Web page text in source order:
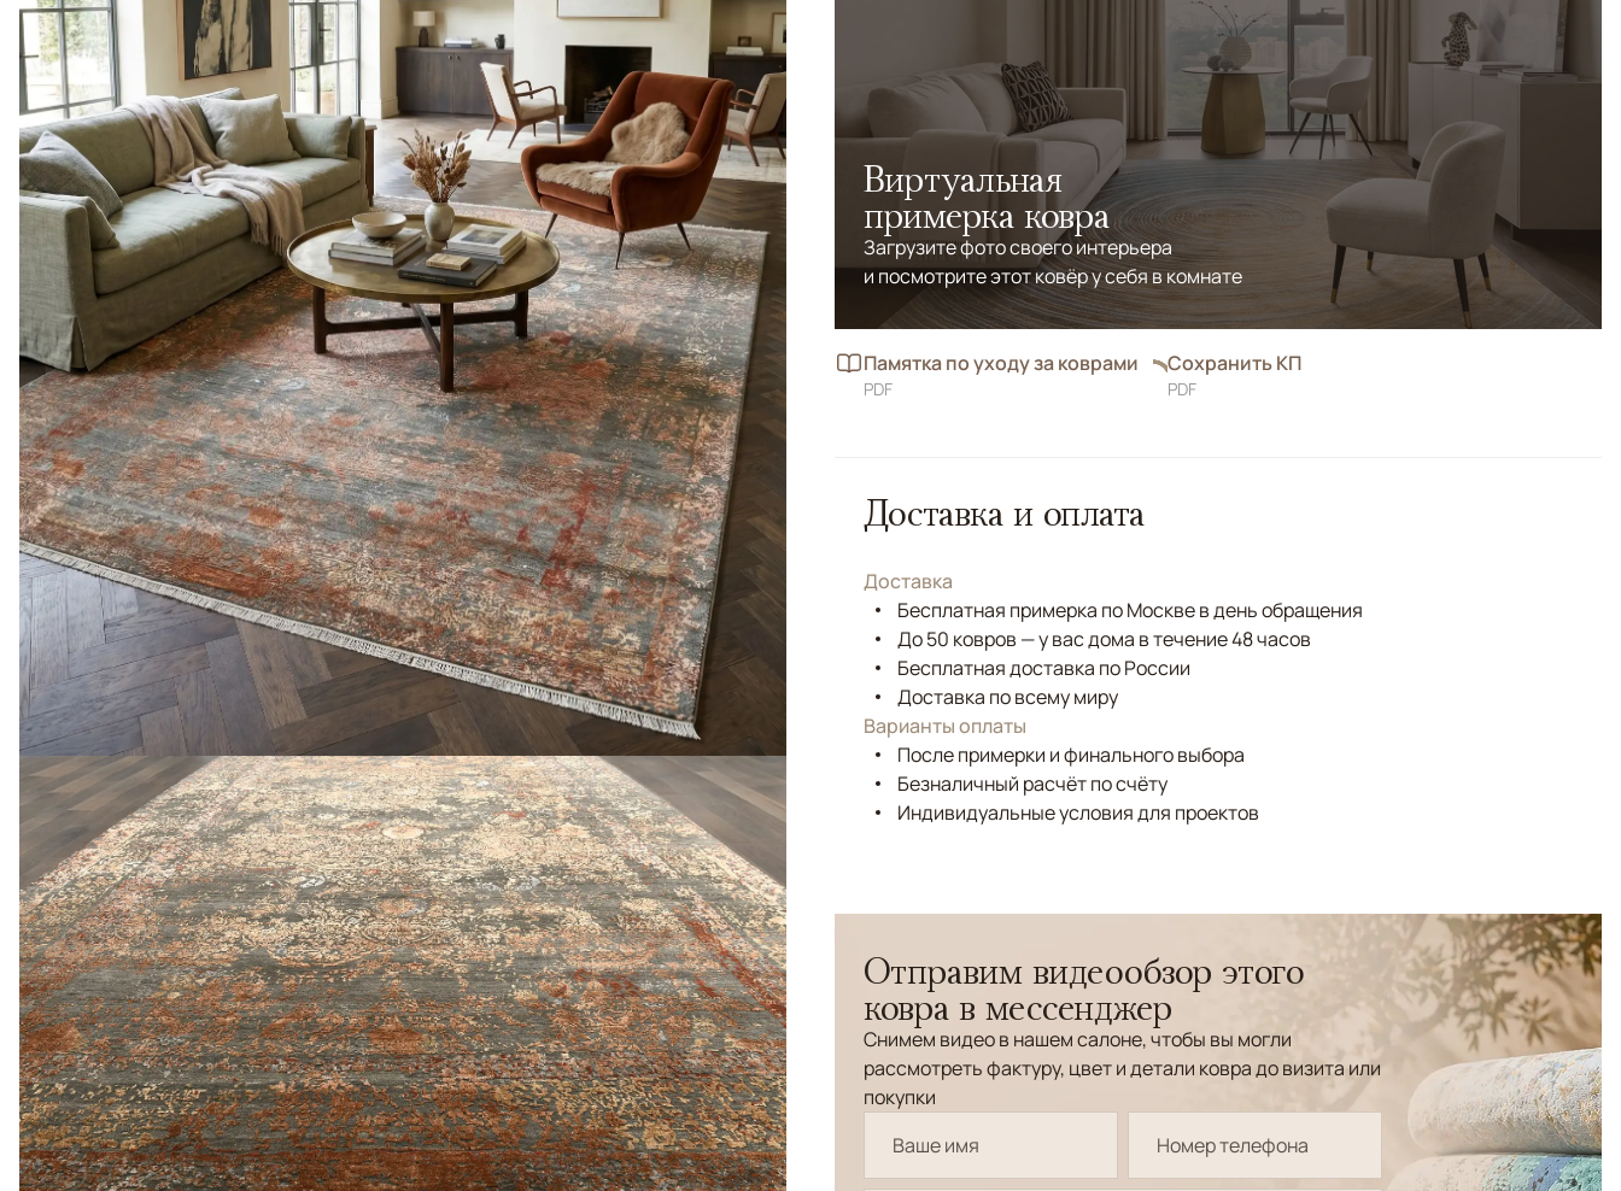
Виртуальная
примерка ковра
Загрузите фото своего интерьера
и посмотрите этот ковёр у себя в комнате
Памятка по уходу за коврами
PDF
Сохранить КП
PDF
Доставка и оплата
Доставка
Бесплатная примерка по Москве в день обращения
До 50 ковров — у вас дома в течение 48 часов
Бесплатная доставка по России
Доставка по всему миру
Варианты оплаты
После примерки и финального выбора
Безналичный расчёт по счёту
Индивидуальные условия для проектов
Отправим видеообзор этого
ковра в мессенджер
Снимем видео в нашем салоне, чтобы вы могли
рассмотреть фактуру, цвет и детали ковра до визита или
покупки